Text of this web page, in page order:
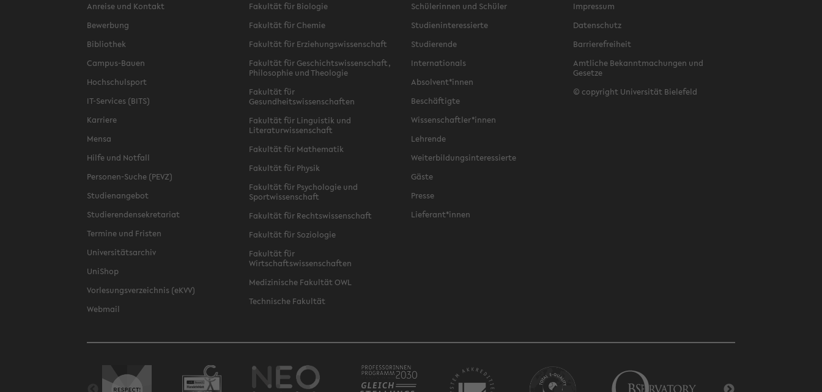
Anreise und Kontakt
Bewerbung
Bibliothek
Campus-Bauen
Hochschulsport
IT-Services (BITS)
Karriere
Mensa
Hilfe und Notfall
Personen-Suche (PEVZ)
Studienangebot
Studierendensekretariat
Termine und Fristen
Universitätsarchiv
UniShop
Vorlesungsverzeichnis (eKVV)
Webmail
Fakultät für Biologie
Fakultät für Chemie
Fakultät für Erziehungswissenschaft
Fakultät für Geschichtswissenschaft,
Philosophie und Theologie
Fakultät für
Gesundheitswissenschaften
Fakultät für Linguistik und
Literaturwissenschaft
Fakultät für Mathematik
Fakultät für Physik
Fakultät für Psychologie und
Sportwissenschaft
Fakultät für Rechtswissenschaft
Fakultät für Soziologie
Fakultät für
Wirtschaftswissenschaften
Medizinische Fakultät OWL
Technische Fakultät
Schülerinnen und Schüler
Studieninteressierte
Studierende
Internationals
Absolvent*innen
Beschäftigte
Wissenschaftler*innen
Lehrende
Weiterbildungsinteressierte
Gäste
Presse
Lieferant*innen
Impressum
Datenschutz
Barrierefreiheit
Amtliche Bekanntmachungen und
Gesetze
© copyright Universität Bielefeld